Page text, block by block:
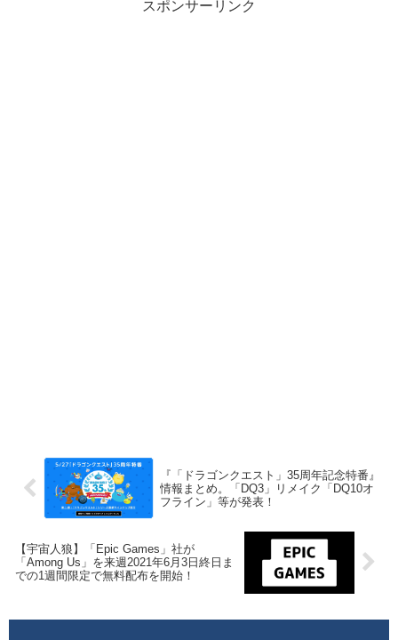
スポンサーリンク
『「ドラゴンクエスト」35周年記念特番』
情報まとめ。「DQ3」リメイク「DQ10オ
フライン」等が発表！
【宇宙人狼】「Epic Games」社が
「Among Us」を来週2021年6月3日終日ま
での1週間限定で無料配布を開始！